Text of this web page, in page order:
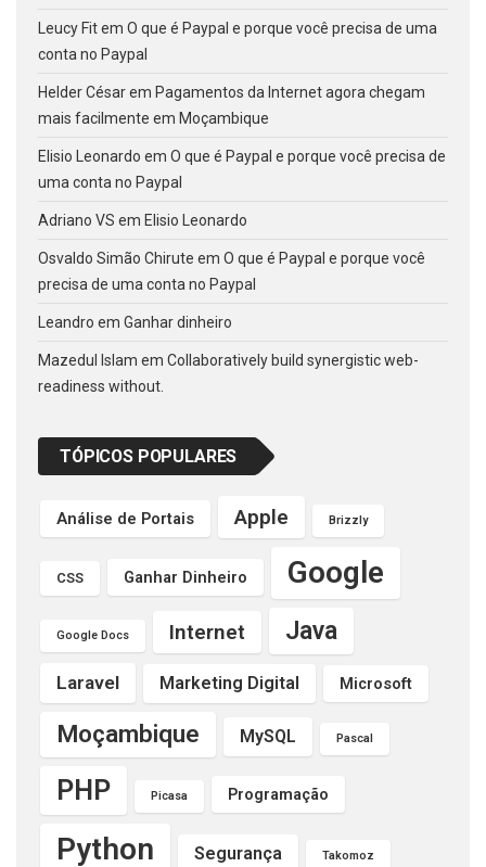
Leucy Fitem O que é Paypal e porque você precisa de uma
conta no Paypal
Helder Césarem Pagamentos da Internet agora chegam
mais facilmente em Moçambique
Elisio Leonardo em O que é Paypal e porque você precisa de
uma conta no Paypal
Adriano VS em Elisio Leonardo
Osvaldo Simão Chirute em O que é Paypal e porque você
precisa de uma conta no Paypal
Leandro em Ganhar dinheiro
Mazedul Islam em Collaboratively build synergistic web-
readiness without.
TÓPICOS POPULARES
Análise de Portais Apple Brizzly
CSS Ganhar Dinheiro Google
Google Docs Internet Java
Laravel Marketing Digital Microsoft
Moçambique MySQL Pascal
PHP Picasa Programação
Python Segurança Takomoz